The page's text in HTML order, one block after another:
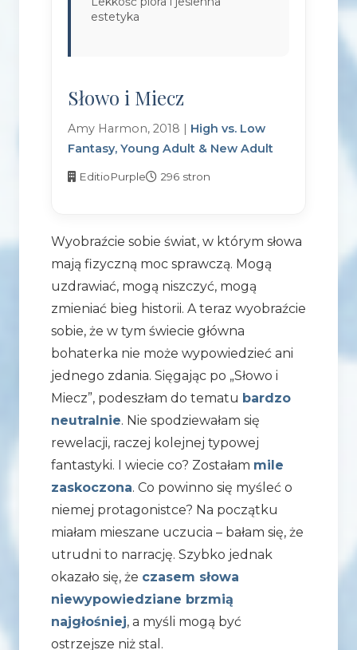
estetyka
Słowo i Miecz
Amy Harmon, 2018 | High vs. Low
Fantasy, Young Adult & New Adult
EditioPurple 296 stron
Wyobraźcie sobie świat, w którym słowa
mają fizyczną moc sprawczą. Mogą
uzdrawiać, mogą niszczyć, mogą
zmieniać bieg historii. A teraz wyobraźcie
sobie, że w tym świecie główna
bohaterka nie może wypowiedzieć ani
jednego zdania. Sięgając po „Słowo i
Miecz”, podeszłam do tematu bardzo
neutralnie. Nie spodziewałam się
rewelacji, raczej kolejnej typowej
fantastyki. I wiecie co? Zostałam mile
zaskoczona. Co powinno się myśleć o
niemej protagonistce? Na początku
miałam mieszane uczucia – bałam się, że
utrudni to narrację. Szybko jednak
okazało się, że czasem słowa
niewypowiedziane brzmią
najgłośniej, a myśli mogą być
ostrzejsze niż stal.